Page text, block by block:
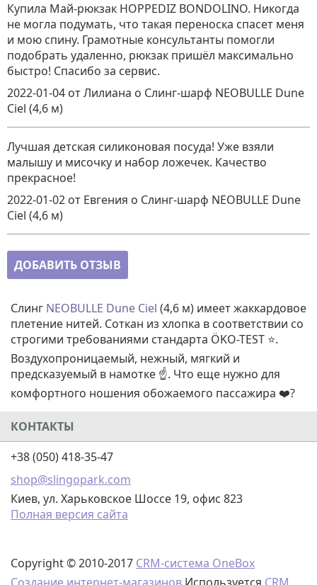
Купила Май-рюкзак HOPPEDIZ BONDOLINO. Никогда
не могла подумать, что такая переноска спасет меня
и мою спину. Грамотные консультанты помогли
подобрать удаленно, рюкзак пришёл максимально
быстро! Спасибо за сервис.
2022-01-04 от Лилиана о Слинг-шарф NEOBULLE Dune
Сiel (4,6 м)
Лучшая детская силиконовая посуда! Уже взяли
малышу и мисочку и набор ложечек. Качество
прекрасное!
2022-01-02 от Евгения о Слинг-шарф NEOBULLE Dune
Сiel (4,6 м)
ДОБАВИТЬ ОТЗЫВ
Слинг NEOBULLE Dune Сiel (4,6 м) имеет жаккардовое
плетение нитей. Соткан из хлопка в соответствии со
строгими требованиями стандарта ÖKO-TEST ⭐.
Воздухопроницаемый, нежный, мягкий и
предсказуемый в намотке ☝️. Что еще нужно для
комфортного ношения обожаемого пассажира ❤️?
КОНТАКТЫ
+38 (050) 418-35-47
shop@slingopark.com
Киев, ул. Харьковское Шоссе 19, офис 823
Полная версия сайта
Copyright © 2010-2017 CRM-система OneBox